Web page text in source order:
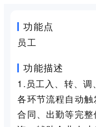
功能点
员工
功能描述
1.员工入、转、调
各环节流程自动触
合同、出勤等完